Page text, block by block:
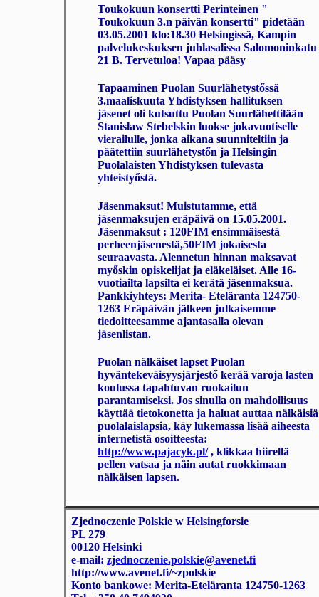
Toukokuun konsertti Perinteinen "
Toukokuun 3.n päivän konsertti" pidetään
03.05.2001 klo:18.30 Helsingissä, Kampin
palvelukeskuksen juhlasalissa Salomoninkatu
21 B. Tervetuloa! Vapaa pääsy
Tapaaminen Puolan Suurlähetystőssä
3.maaliskuuta Yhdistyksen hallituksen
jäsenet oli kutsuttu Puolan Suurlähettilään
Stanislaw Stebelskin luokse jokavuotiselle
vierailulle, jonka aikana suunniteltiin ja
päätettiin suurlähetystőn ja Helsingin
Puolalaisten Yhdistyksen tulevasta
yhteistyőstä.
Jäsenmaksut! Muistutamme, että
jäsenmaksujen eräpäivä on 15.05.2001.
Jäsenmaksut : 120FIM ensimmäisestä
perheenjäsenestä,50FIM jokaisesta
seuraavasta. Alennetun hinnan maksavat
myőskin opiskelijat ja eläkeläiset. Alle 16-
vuotiailta lapsilta ei kerätä jäsenmaksua.
Pankkiyhteys: Merita- Eteläranta 124750-
1263 Eräpäivän jälkeen julkaisemme
tiedoitteesamme ajantasalla olevan
jäsenlistan.
Puolan nälkäiset lapset Puolan
hyväntekeväisyysjärjestő kerää varoja lasten
koulussa tapahtuvan ruokailun
parantamiseksi. Jos sinulla on mahdollisuus
käyttää tietokonetta ja haluat auttaa nälkäisiä
puolalaislapsia, käy lukemassa lisää aiheesta
internetistä osoitteesta:
http://www.pajacyk.pl/, klikkaa hiirellä
pellen vatsaa ja näin autat ruokkimaan
nälkäisen lapsen.
Zjednoczenie Polskie w Helsingforsie
PL 279
00120 Helsinki
e-mail: zjednoczenie.polskie@avenet.fi
http://www.avenet.fi/~zpolskie
Konto bankowe: Merita-Eteläranta 124750-1263